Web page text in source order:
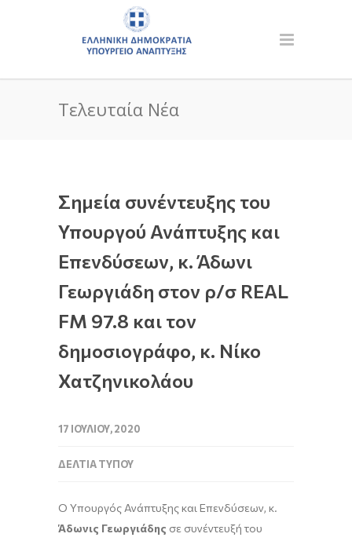
Τελευταία Νέα
Σημεία συνέντευξης του
Υπουργού Ανάπτυξης και
Επενδύσεων, κ. Άδωνι
Γεωργιάδη στον ρ/σ REAL
FM 97.8 και τον
δημοσιογράφο, κ. Νίκο
Χατζηνικολάου
17 ΙΟΥΛΊΟΥ, 2020
ΔΕΛΤΊΑ ΤΎΠΟΥ
Ο Υπουργός Ανάπτυξης και Επενδύσεων, κ.
Άδωνις Γεωργιάδης σε συνέντευξή του